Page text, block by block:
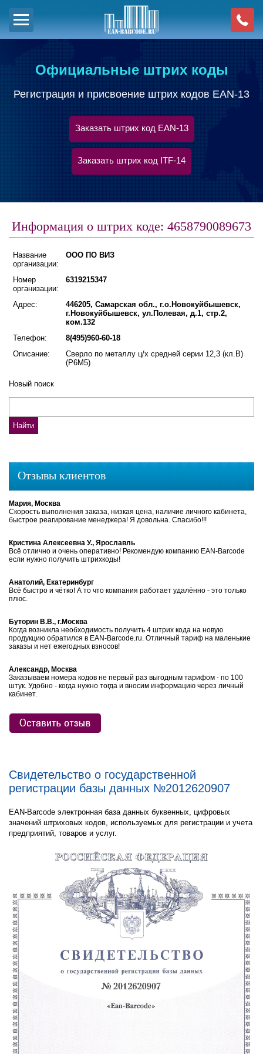
Официальные штрих коды
Регистрация и присвоение штрих кодов EAN-13
Заказать штрих код EAN-13
Заказать штрих код ITF-14
Информация о штрих коде: 4658790089673
Название
организации:
ООО ПО ВИЗ
Номер
организации:
6319215347
Адрес:
446205, Самарская обл., г.о.Новокуйбышевск,
г.Новокуйбышевск, ул.Полевая, д.1, стр.2,
ком.132
Телефон:
8(495)960-60-18
Описание:
Сверло по металлу ц/х средней серии 12,3 (кл.В)
(Р6М5)
Новый поиск
Отзывы клиентов
Мария, Москва
Скорость выполнения заказа, низкая цена, наличие личного кабинета,
быстрое реагирование менеджера! Я довольна. Спасибо!!!
Кристина Алексеевна У., Ярославль
Всё отлично и очень оперативно! Рекомендую компанию EAN-Barcode
если нужно получить штрихкоды!
Анатолий, Екатеринбург
Всё быстро и чётко! А то что компания работает удалённо - это только
плюс.
Буторин В.В., г.Москва
Когда возникла необходимость получить 4 штрих кода на новую
продукцию обратился в EAN-Barcode.ru. Отличный тариф на маленькие
заказы и нет ежегодных взносов!
Александр, Москва
Заказываем номера кодов не первый раз выгодным тарифом - по 100
штук. Удобно - когда нужно тогда и вносим информацию через личный
кабинет.
Свидетельство о государственной
регистрации базы данных №2012620907
EAN-Barcode электронная база данных буквенных, цифровых
значений штриховых кодов, используемых для регистрации и учета
предприятий, товаров и услуг.